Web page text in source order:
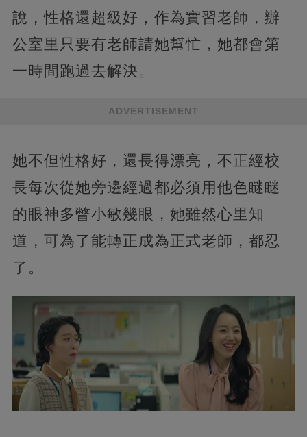
說，性格還超級好，作為實習老師，辦
公室里只要有老師請她幫忙，她都會第
一時間跑過去解決。
ADVERTISEMENT
她不但性格好，還長得漂亮，不正經校
長每次從她旁邊經過都必須用他色瞇瞇
的眼神多瞥小敏幾眼，她雖然心里知
道，可為了能轉正成為正式老師，都忍
了。